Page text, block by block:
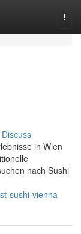
Discuss
in Wien
nach Sushi
sushi-vienna